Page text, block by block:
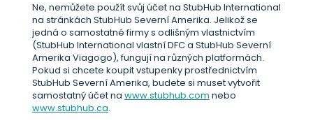
Ne, nemůžete použít svůj účet na StubHub International
na stránkách StubHub Severní Amerika. Jelikož se
jedná o samostatné firmy s odlišným vlastnictvím
(StubHub International vlastní DFC a StubHub Severní
Amerika Viagogo), fungují na různých platformách.
Pokud si chcete koupit vstupenky prostřednictvím
StubHub Severní Amerika, budete si muset vytvořit
samostatný účet na www.stubhub.com nebo
www.stubhub.ca.